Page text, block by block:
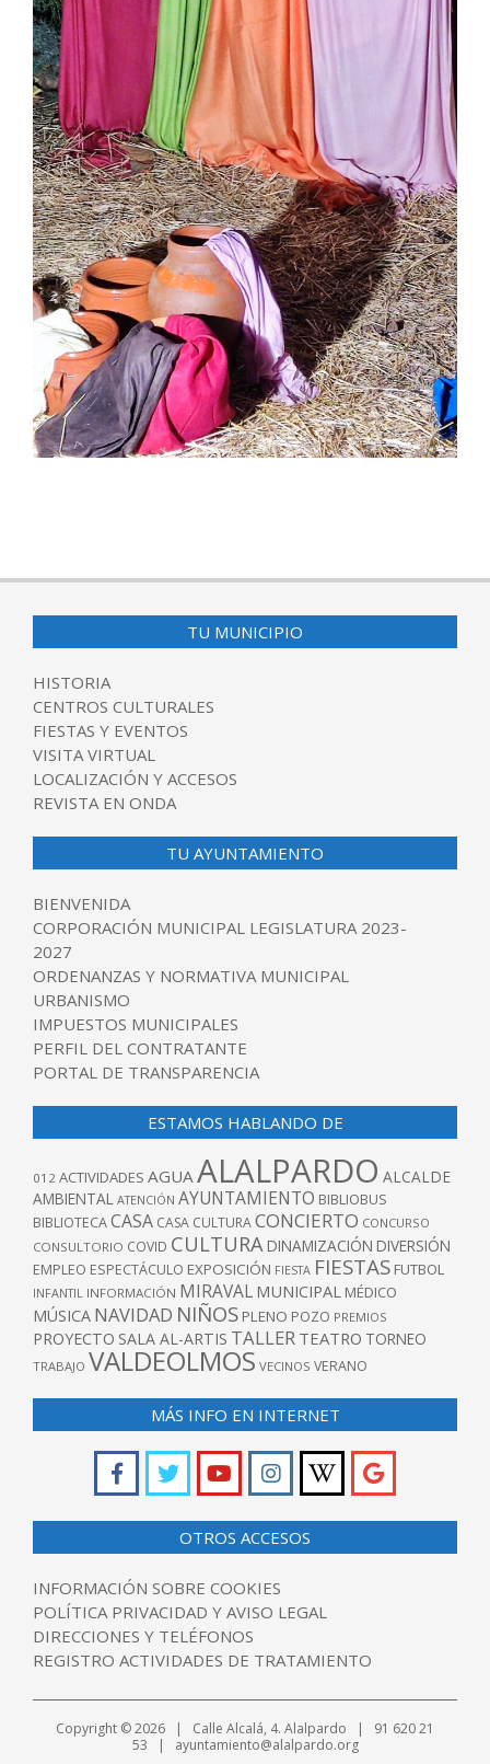
01-
TU MUNICIPIO
HISTORIA
CENTROS CULTURALES
FIESTAS Y EVENTOS
VISITA VIRTUAL
LOCALIZACIÓN Y ACCESOS
REVISTA EN ONDA
TU AYUNTAMIENTO
BIENVENIDA
CORPORACIÓN MUNICIPAL LEGISLATURA 2023-
2027
ORDENANZAS Y NORMATIVA MUNICIPAL
URBANISMO
IMPUESTOS MUNICIPALES
PERFIL DEL CONTRATANTE
PORTAL DE TRANSPARENCIA
ESTAMOS HABLANDO DE
012 ACTIVIDADES AGUAALALPARDO ALCALDE
AMBIENTAL ATENCIÓN AYUNTAMIENTO BIBLIOBUS
BIBLIOTECACASA CASA CULTURACONCIERTO CONCURSO
CONSULTORIO COVID CULTURA DINAMIZACIÓN DIVERSIÓN
EMPLEO ESPECTÁCULO EXPOSICIÓN FIESTA FIESTAS FUTBOL
INFANTIL INFORMACIÓN MIRAVAL MUNICIPAL MÉDICO
MÚSICA NAVIDAD NIÑOS PLENO POZO PREMIOS
PROYECTO SALA AL-ARTIS TALLER TEATRO TORNEO
TRABAJO VALDEOLMOS VECINOS VERANO
MÁS INFO EN INTERNET
OTROS ACCESOS
INFORMACIÓN SOBRE COOKIES
POLÍTICA PRIVACIDAD Y AVISO LEGAL
DIRECCIONES Y TELÉFONOS
REGISTRO ACTIVIDADES DE TRATAMIENTO
Copyright © 2026 | Calle Alcalá, 4. Alalpardo | 91 620 21
53 | ayuntamiento@alalpardo.org